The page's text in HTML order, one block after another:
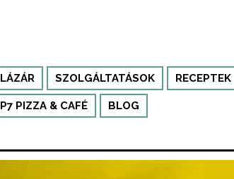
LÁZÁR SZOLGÁLTATÁSOK RECEPTEK
P7 PIZZA & CAFÉ BLOG